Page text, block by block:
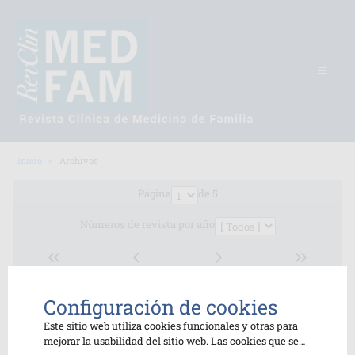
Configuración de cookies
Este sitio web utiliza cookies funcionales y otras para
mejorar la usabilidad del sitio web. Las cookies que se
Inicio
Número Fecha publicación Descripción
Junio 2026 Volumen 19 (166-221)